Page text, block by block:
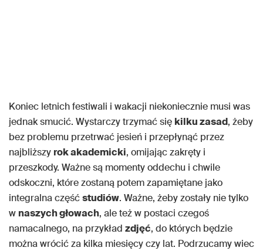
Koniec letnich festiwali i wakacji niekoniecznie musi was
jednak smucić. Wystarczy trzymać się kilku zasad, żeby
bez problemu przetrwać jesień i przepłynąć przez
najbliższy rok akademicki, omijając zakręty i
przeszkody. Ważne są momenty oddechu i chwile
odskoczni, które zostaną potem zapamiętane jako
integralna częśćstudiów. Ważne, żeby zostały nie tylko
w naszych głowach, ale też w postaci czegoś
namacalnego, na przykład zdjęć, do których będzie
można wrócić za kilka miesięcy czy lat. Podrzucamy wiec